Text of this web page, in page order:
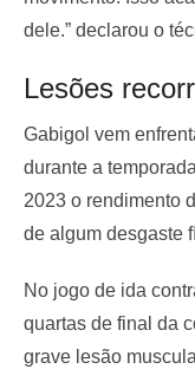
dele.” declarou o
Lesões
Gabigol vem
durante a
2023 o rendimento
de algum desgaste
No jogo de ida
quartas de final da
grave lesão